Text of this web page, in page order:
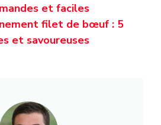
et faciles
filet de bœuf : 5
et savoureuses